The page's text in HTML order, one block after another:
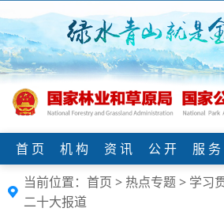
首 页 机 构 资 讯 公 开 服 务
当前位置： 首页 > 热点专题> 学习
二十大报道